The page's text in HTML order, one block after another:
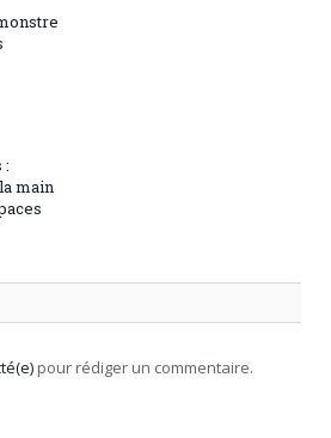
:
main
pour rédiger un commentaire.